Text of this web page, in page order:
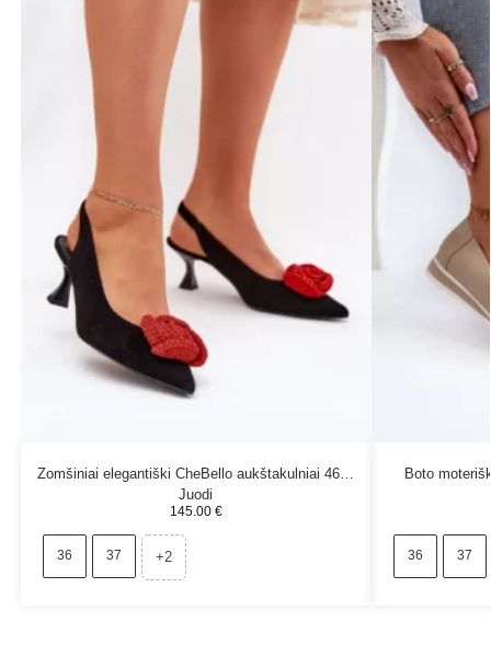
Zomšiniai elegantiški CheBello aukštakulniai 4666
Juodi
145.00 €
36 37 +2
Boto
36 37